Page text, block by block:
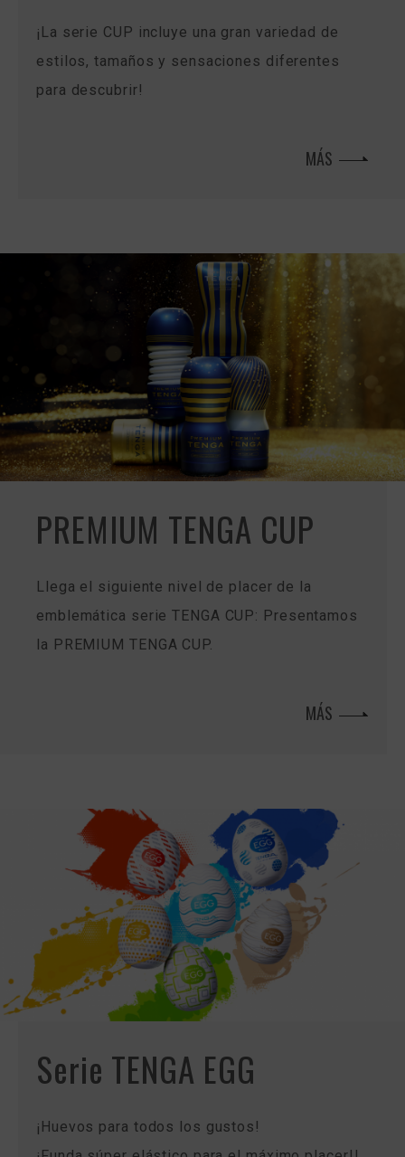
¡La serie CUP incluye una gran variedad de
estilos, tamaños y sensaciones diferentes
para descubrir!
MÁS
PREMIUM TENGA CUP
Llega el siguiente nivel de placer de la
emblemática serie TENGA CUP: Presentamos
la PREMIUM TENGA CUP.
MÁS
Serie TENGA EGG
¡Huevos para todos los gustos!